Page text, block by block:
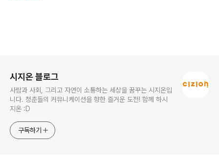
시지온 블로그
사람과 사회, 그리고 자연이 소통하는 세상을 꿈꾸는 시지온입
니다. 청춘들의 커뮤니케이션을 향한 즐거운 도전! 함께 하시
지온 :D
구독하기